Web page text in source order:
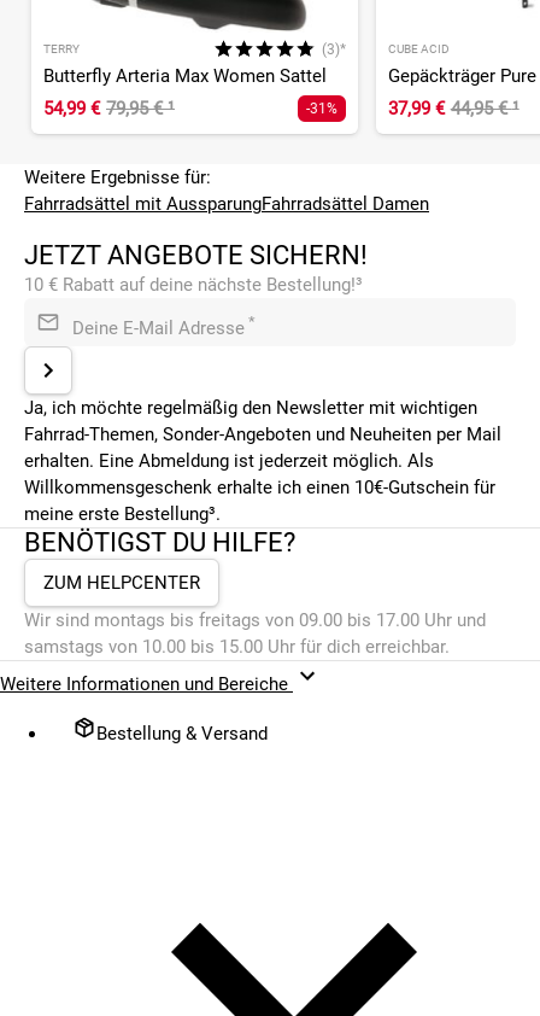
TERRY (3)*
Butterfly Arteria Max Women Sattel
54,99 € 79,95 €¹ -31%
CUBE ACID
37,99 € 44,95 €¹
Weitere Ergebnisse für:
Fahrradsättel mit AussparungFahrradsättel Damen
JETZT ANGEBOTE SICHERN!
10 € Rabatt auf deine nächste Bestellung!³
Deine E-Mail Adresse *
Ja, ich möchte regelmäßig den Newsletter mit wichtigen
Fahrrad-Themen, Sonder-Angeboten und Neuheiten per Mail
erhalten. Eine Abmeldung ist jederzeit möglich. Als
Willkommensgeschenk erhalte ich einen 10€-Gutschein für
meine erste Bestellung³.
BENÖTIGST DU HILFE?
ZUM HELPCENTER
Wir sind montags bis freitags von 09.00 bis 17.00 Uhr und
samstags von 10.00 bis 15.00 Uhr für dich erreichbar.
Weitere Informationen und Bereiche
Bestellung & Versand